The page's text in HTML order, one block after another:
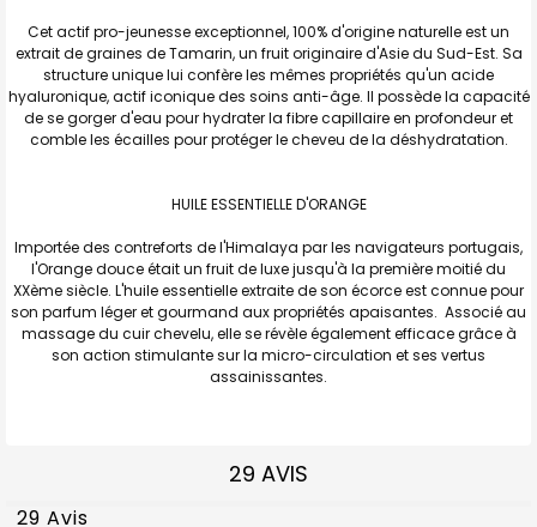
Cet actif pro-jeunesse exceptionnel, 100% d'origine naturelle est un
extrait de graines de Tamarin, un fruit originaire d'Asie du Sud-Est. Sa
structure unique lui confère les mêmes propriétés qu'un acide
hyaluronique, actif iconique des soins anti-âge. Il possède la capacité
de se gorger d'eau pour hydrater la fibre capillaire en profondeur et
comble les écailles pour protéger le cheveu de la déshydratation.
HUILE ESSENTIELLE D'ORANGE
Importée des contreforts de l'Himalaya par les navigateurs portugais,
l'Orange douce était un fruit de luxe jusqu'à la première moitié du
XXème siècle. L'huile essentielle extraite de son écorce est connue pour
son parfum léger et gourmand aux propriétés apaisantes. Associé au
massage du cuir chevelu, elle se révèle également efficace grâce à
son action stimulante sur la micro-circulation et ses vertus
assainissantes.
29 AVIS
29 Avis